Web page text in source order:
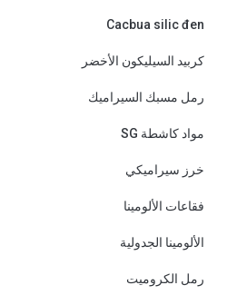
Cacbua silic đen
كربيد السيليكون الأخضر
رمل مسبك السيراميك
مواد كاشطة SG
خرز سيراميكي
فقاعات الألومينا
الألومينا الجدولية
رمل الكروميت